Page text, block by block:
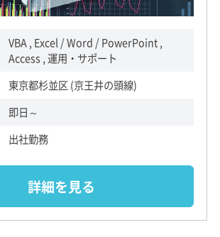
VBA , Excel / Word / PowerPoint ,
Access , 運用・サポート
東京都杉並区 (京王井の頭線)
即日～
出社勤務
詳細を見る